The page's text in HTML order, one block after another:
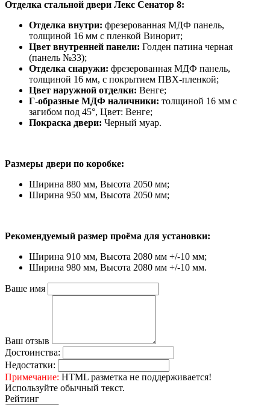
Отделка стальной двери Лекс Сенатор 8:
Отделка внутри: фрезерованная МДФ панель,
толщиной 16 мм с пленкой Винорит;
Цвет внутренней панели: Голден патина черная
(панель №33);
Отделка снаружи: фрезерованная МДФ панель,
толщиной 16 мм, с покрытием ПВХ-пленкой;
Цвет наружной отделки: Венге;
Г-образные МДФ наличники: толщиной 16 мм с
загибом под 45°, Цвет: Венге;
Покраска двери: Черный муар.
Размеры двери по коробке:
Ширина 880 мм, Высота 2050 мм;
Ширина 950 мм, Высота 2050 мм;
Рекомендуемый размер проёма для установки:
Ширина 910 мм, Высота 2080 мм +/-10 мм;
Ширина 980 мм, Высота 2080 мм +/-10 мм.
Ваше имя
Ваш отзыв
Достоинства:
Недостатки:
Примечание: HTML разметка не поддерживается!
Используйте обычный текст.
Рейтинг